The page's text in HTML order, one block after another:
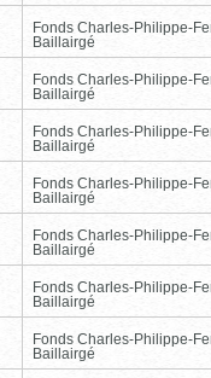
Fonds Charles-Philippe-
Baillairgé
Fonds Charles-Philippe-
Baillairgé
Fonds Charles-Philippe-
Baillairgé
Fonds Charles-Philippe-
Baillairgé
Fonds Charles-Philippe-
Baillairgé
Fonds Charles-Philippe-
Baillairgé
Fonds Charles-Philippe-
Baillairgé